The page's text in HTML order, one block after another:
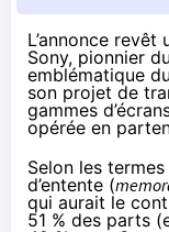
L’annonce
Sony, pionnier
emblématique
son projet de
gammes
opérée en
Selon les
d’entente (
qui aurait le
51 % des parts